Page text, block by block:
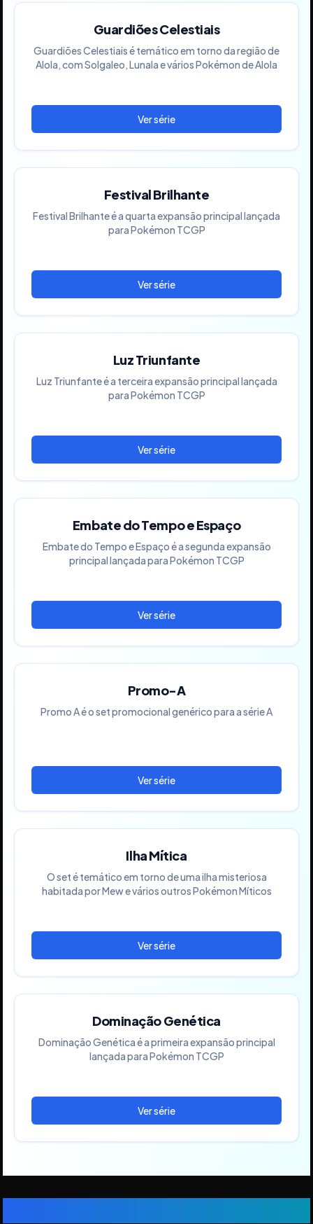
Guardiões Celestiais
Guardiões Celestiais é temático em torno da região de
Alola, com Solgaleo, Lunala e vários Pokémon de Alola
Festival Brilhante
Festival Brilhante é a quarta expansão principal lançada
para Pokémon TCGP
Luz Triunfante
Luz Triunfante é a terceira expansão principal lançada
para Pokémon TCGP
Embate do Tempo e Espaço
Embate do Tempo e Espaço é a segunda expansão
principal lançada para Pokémon TCGP
Promo-A
Promo A é o set promocional genérico para a série A
Ilha Mítica
O set é temático em torno de uma ilha misteriosa
habitada por Mew e vários outros Pokémon Míticos
Dominação Genética
Dominação Genética é a primeira expansão principal
lançada para Pokémon TCGP